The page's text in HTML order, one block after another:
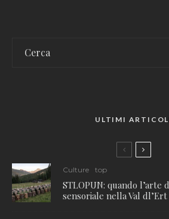
ULTIMI
Culture top
STLOPUN: quando l’arte
sensoriale nella Val dl’Ert